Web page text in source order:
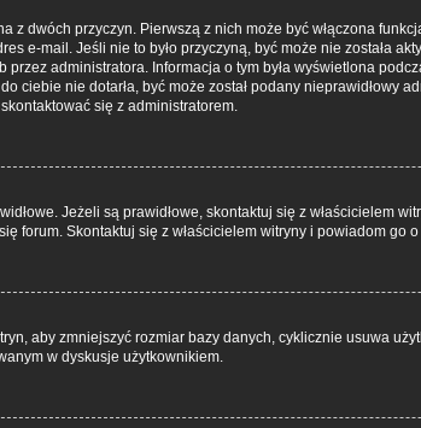
dwóch przyczyn. Pierwszą z nich może być włączona
e-mail. Jeśli nie to było przyczyną, być może nie została
administratora. Informacja o tym była wyświetlona
nie dotarła, być może został podany nieprawidłowy
się z administratorem.
Jeżeli są prawidłowe, skontaktuj się z właścicielem
forum. Skontaktuj się z właścicielem witryny i powiadom go
aby zmniejszyć rozmiar bazy danych, cyklicznie usuwa
w dyskusje użytkownikiem.